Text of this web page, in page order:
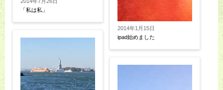
「私は私」
2014年1月15日
ipad始めました